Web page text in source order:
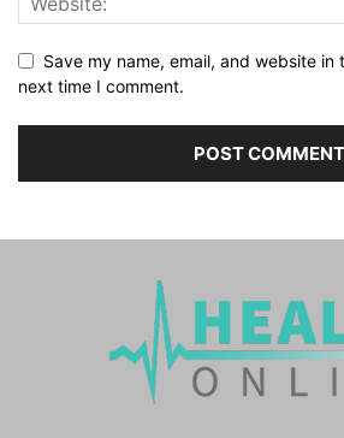
Save my name, email, and website in
next time I comment.